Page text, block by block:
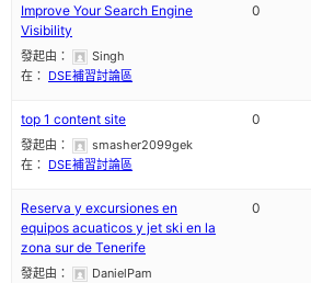
Improve Your Search Engine
Visibility
發起由：
Singh
在： DSE補習討論區
0
top 1 content site
發起由：
smasher2099gek
在： DSE補習討論區
0
Reserva y excursiones en
equipos acuaticos y jet ski en la
zona sur de Tenerife
發起由：
DanielPam
0